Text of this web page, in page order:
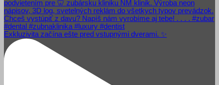
Exkluzivita začína ešte pred vstupnými dverami. ✨